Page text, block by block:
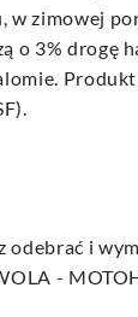
zimowej
o 3% drogę
i
-